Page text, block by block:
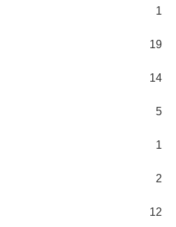
1
19
14
5
1
2
12